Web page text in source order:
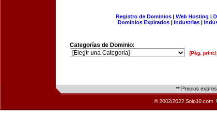
Registro de Dominios| Web Hosting |
Dominios Expirados | Industrias |
Categorías de Dominio:
[Pág.
** Precios
© 2002/2022 Solo10.com